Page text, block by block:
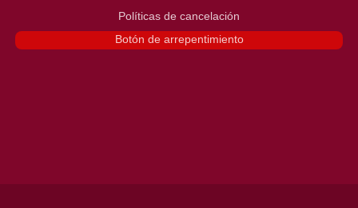
Políticas de cancelación
Botón de arrepentimiento